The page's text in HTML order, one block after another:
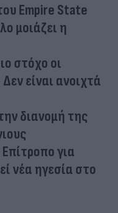
Empire State
μοιάζει η
στόχο οι
είναι ανοιχτά
διανομή της
για
νέα ηγεσία στο